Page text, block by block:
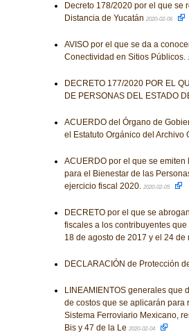
Decreto 178/2020 por el que se
Distancia de Yucatán 2020-02-06
AVISO por el que se da a
Conectividad en Sitios Públicos.
DECRETO 177/2020 POR EL
DE PERSONAS DEL ESTADO
ACUERDO del Órgano de
el Estatuto Orgánico del Archivo
ACUERDO por el que se
para el Bienestar de las
ejercicio fiscal 2020. 2020-02-05
DECRETO por el que se
fiscales a los contribuyentes
18 de agosto de 2017 y el 24 de
DECLARACIÓN de Protección
LINEAMIENTOS generales que
de costos que se aplicarán para
Sistema Ferroviario Mexicano,
Bis y 47 de la Le 2020-02-04